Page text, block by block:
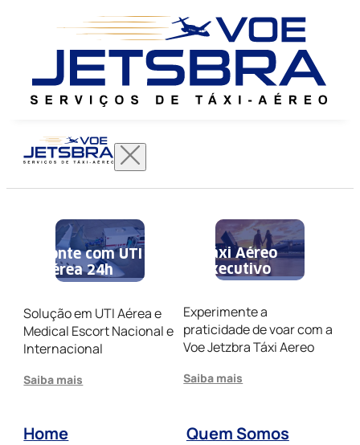
Conte com UTI
Aérea 24h
Solução em UTI Aérea e
Medical Escort Nacional e
Internacional
Saiba mais
Táxi Aéreo
Executivo
Experimente a
praticidade de voar com a
Voe Jetzbra Táxi Aereo
Saiba mais
Home
Quem Somos